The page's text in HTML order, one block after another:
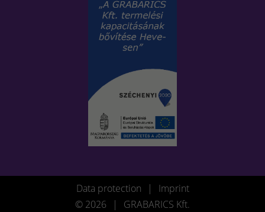
Data protection |
Imprint
© 2026
| GRABARICS Kft.